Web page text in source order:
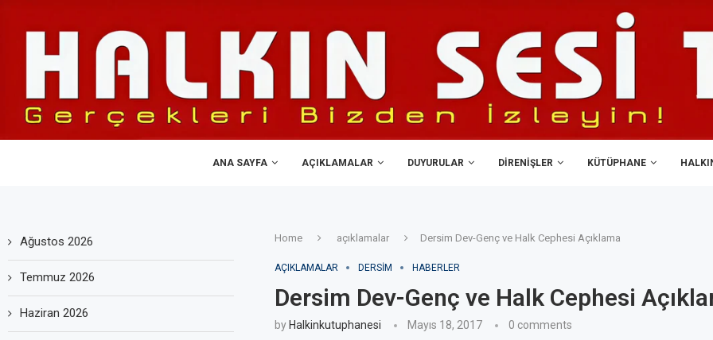
ANA SAYFA AÇIKLAMALAR DUYURULAR DIRENIŞLER KÜTÜPHANE
Home açıklamalar Dersim Dev-Genç ve Halk Cephesi Açıklama
AÇIKLAMALAR DERSIM HABERLER
Dersim Dev-Genç ve Halk Cephesi
byHalkinkutuphanesi Mayıs 18, 2017 0 comments
Ağustos 2026
Temmuz 2026
Haziran 2026